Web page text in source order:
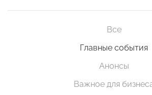
Все
Главные события
Анонсы
Важное для